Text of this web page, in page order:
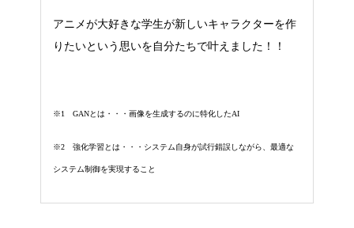
アニメが大好きな学生が新しいキャラクターを作
りたいという思いを自分たちで叶えました！！
※1 GANとは・・・画像を生成するのに特化したAI
※2 強化学習とは・・・システム自身が試行錯誤しながら、最適な
システム制御を実現すること